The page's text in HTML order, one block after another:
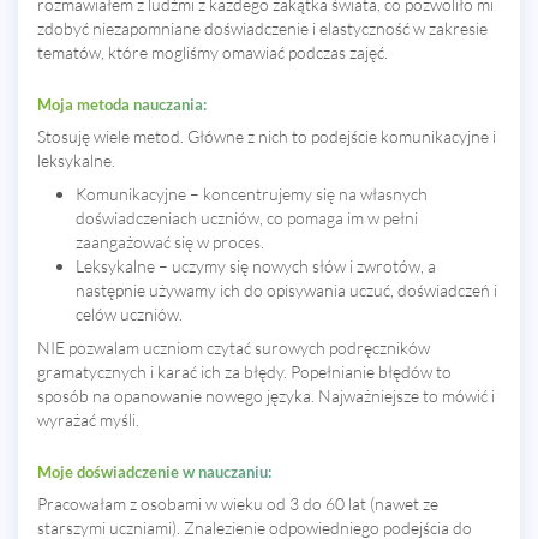
zdobyć niezapomniane doświadczenie i elastyczność w zakresie
tematów, które mogliśmy omawiać podczas zajęć.
Moja metoda nauczania:
Stosuję wiele metod. Główne z nich to podejście komunikacyjne i
leksykalne.
Komunikacyjne – koncentrujemy się na własnych
doświadczeniach uczniów, co pomaga im w pełni
zaangażować się w proces.
Leksykalne – uczymy się nowych słów i zwrotów, a
następnie używamy ich do opisywania uczuć, doświadczeń i
celów uczniów.
NIE pozwalam uczniom czytać surowych podręczników
gramatycznych i karać ich za błędy. Popełnianie błędów to
sposób na opanowanie nowego języka. Najważniejsze to mówić i
wyrażać myśli.
Moje doświadczenie w nauczaniu:
Pracowałam z osobami w wieku od 3 do 60 lat (nawet ze
starszymi uczniami). Znalezienie odpowiedniego podejścia do